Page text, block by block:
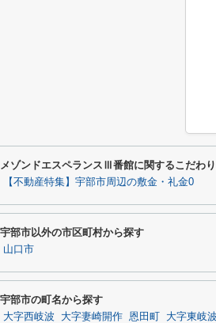
メゾンドエスペランスⅢ番館に関するこだわ
【不動産特集】宇部市周辺の敷金・礼金0
宇部市以外の市区町村から探す
山口市
宇部市の町名から探す
大字西岐波 大字妻崎開作 恩田町 大字東岐波